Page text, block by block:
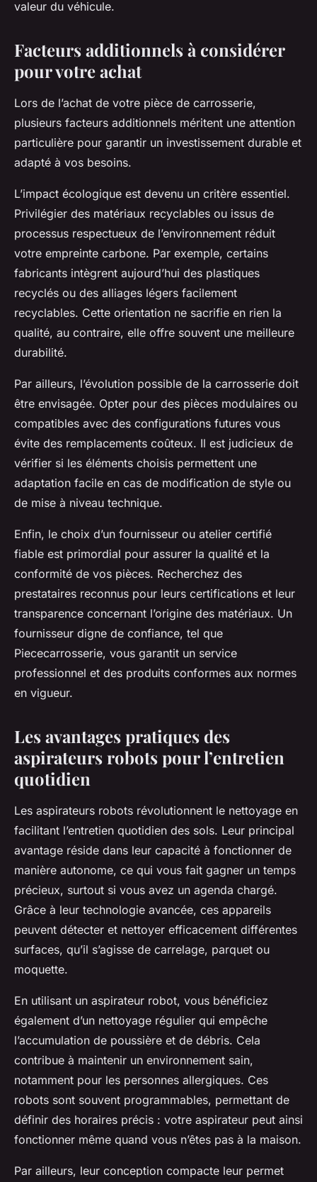
valeur du véhicule.
Facteurs additionnels à considérer
pour votre achat
Lors de l’achat de votre pièce de carrosserie,
plusieurs facteurs additionnels méritent une attention
particulière pour garantir un investissement durable et
adapté à vos besoins.
L’impact écologique est devenu un critère essentiel.
Privilégier des matériaux recyclables ou issus de
processus respectueux de l’environnement réduit
votre empreinte carbone. Par exemple, certains
fabricants intègrent aujourd’hui des plastiques
recyclés ou des alliages légers facilement
recyclables. Cette orientation ne sacrifie en rien la
qualité, au contraire, elle offre souvent une meilleure
durabilité.
Par ailleurs, l’évolution possible de la carrosserie doit
être envisagée. Opter pour des pièces modulaires ou
compatibles avec des configurations futures vous
évite des remplacements coûteux. Il est judicieux de
vérifier si les éléments choisis permettent une
adaptation facile en cas de modification de style ou
de mise à niveau technique.
Enfin, le choix d’un fournisseur ou atelier certifié
fiable est primordial pour assurer la qualité et la
conformité de vos pièces. Recherchez des
prestataires reconnus pour leurs certifications et leur
transparence concernant l’origine des matériaux. Un
fournisseur digne de confiance, tel que
Piececarrosserie, vous garantit un service
professionnel et des produits conformes aux normes
en vigueur.
Les avantages pratiques des
aspirateurs robots pour l’entretien
quotidien
Les aspirateurs robots révolutionnent le nettoyage en
facilitant l’entretien quotidien des sols. Leur principal
avantage réside dans leur capacité à fonctionner de
manière autonome, ce qui vous fait gagner un temps
précieux, surtout si vous avez un agenda chargé.
Grâce à leur technologie avancée, ces appareils
peuvent détecter et nettoyer efficacement différentes
surfaces, qu’il s’agisse de carrelage, parquet ou
moquette.
En utilisant un aspirateur robot, vous bénéficiez
également d’un nettoyage régulier qui empêche
l’accumulation de poussière et de débris. Cela
contribue à maintenir un environnement sain,
notamment pour les personnes allergiques. Ces
robots sont souvent programmables, permettant de
définir des horaires précis : votre aspirateur peut ainsi
fonctionner même quand vous n’êtes pas à la maison.
Par ailleurs, leur conception compacte leur permet